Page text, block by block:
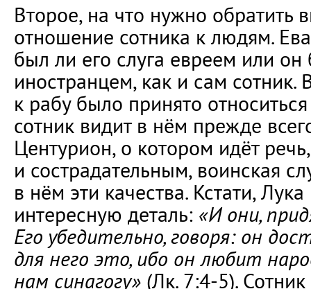
Второе, на что нужно обратить
отношение сотника к людям.
был ли его слуга евреем или
иностранцем, как и сам сотник.
к рабу было принято
сотник видит в нём прежде
Центурион, о котором идёт
и сострадательным, воинская
в нём эти качества. Кстати,
интересную деталь: «И они,
Его убедительно, говоря: он
для него это, ибо он любит
нам синагогу» (Лк. 7:4-5).